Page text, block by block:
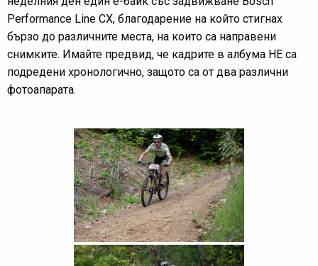
Performance Line CX, благодарение на който стигнах
бързо до различните места, на които са направени
снимките. Имайте предвид, че кадрите в албума НЕ са
подредени хронологично, защото са от два различни
фотоапарата.